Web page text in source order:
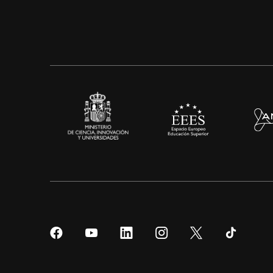
SíguenosSíguenos SíguenosSíguenos Síguenos